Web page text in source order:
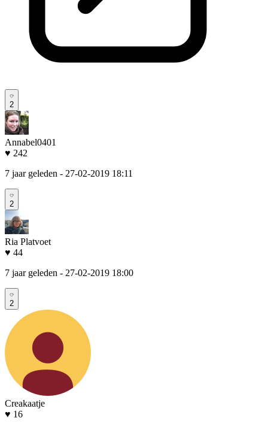
2
Annabel0401
♥ 242
7 jaar geleden - 27-02-2019 18:11
2
Ria Platvoet
♥ 44
7 jaar geleden - 27-02-2019 18:00
2
Creakaatje
♥ 16